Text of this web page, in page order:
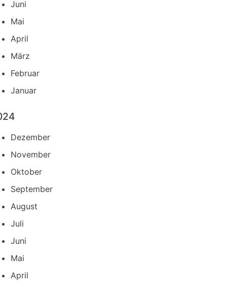
Juni
Mai
April
März
Februar
Januar
Dezember
November
Oktober
September
August
Juli
Juni
Mai
April